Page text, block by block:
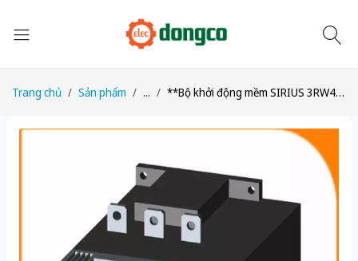
Trang chủ Sản phẩm ... **Bộ khởi động mềm SIRIUS 3RW4434 100A 575V - Nâng cấp 3RW5534**